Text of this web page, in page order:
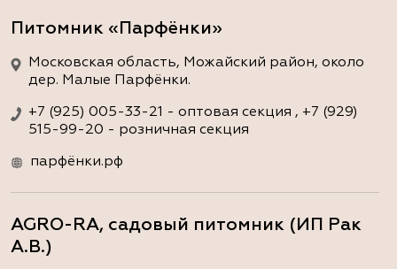
Питомник «Парфёнки»
Московская область, Можайский район, около
дер. Малые Парфёнки.
+7 (925) 005-33-21 - оптовая секция , +7 (929)
515-99-20 - розничная секция
парфёнки.рф
AGRO-RA, садовый питомник (ИП Рак
А.В.)